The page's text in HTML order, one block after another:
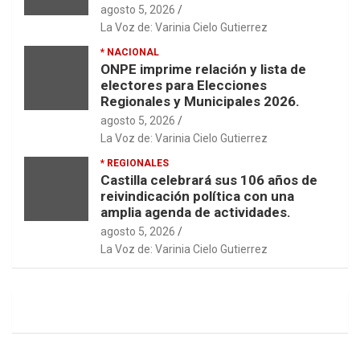
agosto 5, 2026
La Voz de: Varinia Cielo Gutierrez
* NACIONAL
ONPE imprime relación y lista de
electores para Elecciones
Regionales y Municipales 2026.
agosto 5, 2026
La Voz de: Varinia Cielo Gutierrez
* REGIONALES
Castilla celebrará sus 106 años de
reivindicación política con una
amplia agenda de actividades.
agosto 5, 2026
La Voz de: Varinia Cielo Gutierrez